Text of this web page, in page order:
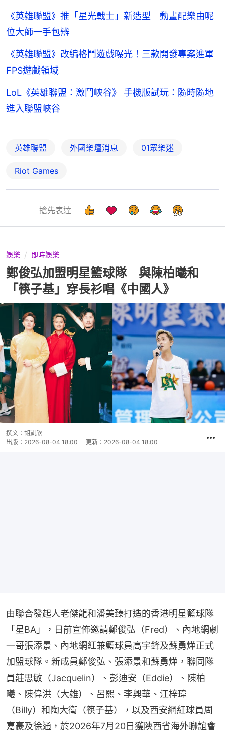
《英雄聯盟》推「星光戰士」新造型 動畫配樂由呢
位大師一手包辨
《英雄聯盟》改編格鬥遊戲曝光！三款開發專案進軍
FPS遊戲領域
LoL《英雄聯盟：激鬥峽谷》 手機版試玩：隨時隨地
進入聯盟峽谷
英雄聯盟 外國樂壇消息 01眾樂迷
Riot Games
搶先表達
娛樂 即時娛樂
鄭俊弘加盟明星籃球隊 與陳柏曦和
「筷子基」穿長衫唱《中國人》
撰文： 胡凱欣
出版： 2026-08-04 18:00 更新： 2026-08-04 18:00
由聯合發起人老傑龍和潘美臻打造的香港明星籃球隊
「星BA」，日前宣佈邀請鄭俊弘（Fred）、內地網劇
一哥張添景、內地網紅兼籃球員高宇鋒及蘇勇燁正式
加盟球隊。新成員鄭俊弘、張添景和蘇勇燁，聯同隊
員莊思敏（Jacquelin）、彭迪安（Eddie）、陳柏
曦、陳偉洪（大雄）、呂熙、李興華、江梓瑋
（Billy）和陶大衛（筷子基），以及西安網紅球員周
嘉豪及徐通，於2026年7月20日獲陝西省海外聯誼會